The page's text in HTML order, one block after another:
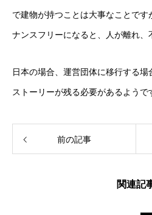
で建物が持つことは大事なことで
ナンスフリーになると、人が離れ、
日本の場合、運営団体に移行する
ストーリーが残る必要があるようで
前の記事
関連記